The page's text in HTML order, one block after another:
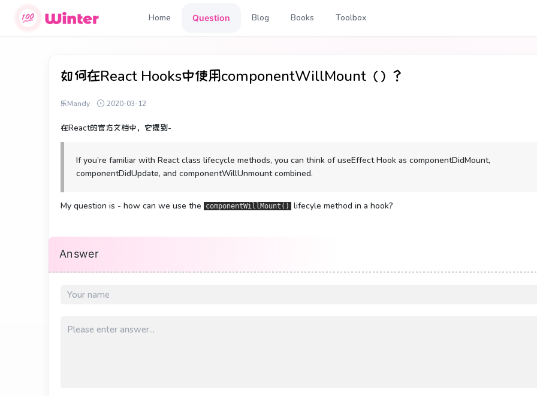
Home Question Blog Books Toolbox
如何在React Hooks中使用componentWillMount（）？
乐Mandy 2020-03-12
在React的官方文档中，它提到-
If you’re familiar with React class lifecycle methods, you can think of useEffect Hook as componentDidMount,
componentDidUpdate, and componentWillUnmount combined.
My question is - how can we use the componentWillMount() lifecyle method in a hook?
Answer